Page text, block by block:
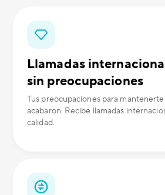
Llamadas
sin preocupaciones
Tus preocupaciones para
acabaron. Recibe llamadas
calidad.